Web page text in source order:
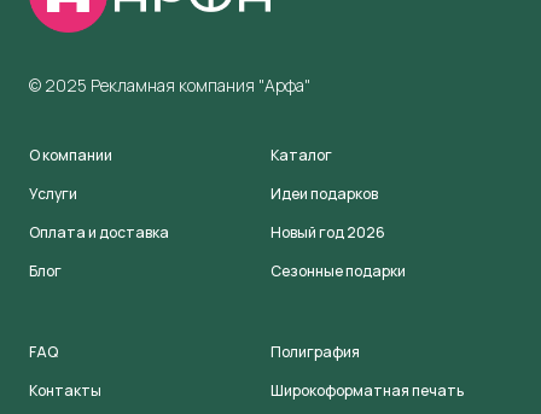
© 2025 Рекламная компания "Арфа"
О компании
Услуги
Оплата и доставка
Блог
Каталог
Идеи подарков
Новый год 2026
Сезонные подарки
FAQ
Контакты
Полиграфия
Широкоформатная печать